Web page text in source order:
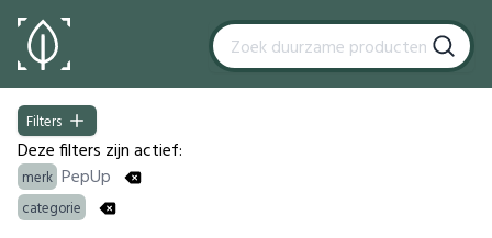
Filters
Filters
Deze filters zijn actief:
merk PepUp
categorie